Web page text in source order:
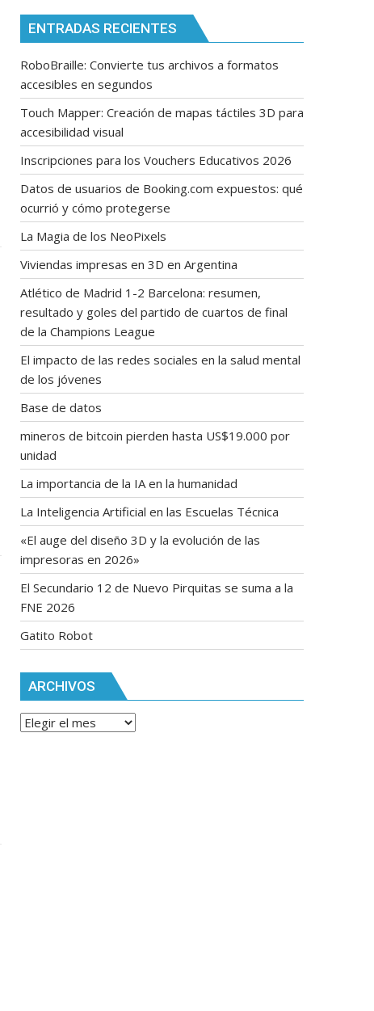
ENTRADAS RECIENTES
RoboBraille: Convierte tus archivos a formatos
accesibles en segundos
Touch Mapper: Creación de mapas táctiles 3D para
accesibilidad visual
Inscripciones para los Vouchers Educativos 2026
Datos de usuarios de Booking.com expuestos: qué
ocurrió y cómo protegerse
La Magia de los NeoPixels
Viviendas impresas en 3D en Argentina
Atlético de Madrid 1-2 Barcelona: resumen,
resultado y goles del partido de cuartos de final
de la Champions League
El impacto de las redes sociales en la salud mental
de los jóvenes
Base de datos
mineros de bitcoin pierden hasta US$19.000 por
unidad
La importancia de la IA en la humanidad
La Inteligencia Artificial en las Escuelas Técnica
«El auge del diseño 3D y la evolución de las
impresoras en 2026»
El Secundario 12 de Nuevo Pirquitas se suma a la
FNE 2026
Gatito Robot
ARCHIVOS
Archivos